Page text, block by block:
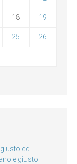
18 19
25 26
ed
e giusto